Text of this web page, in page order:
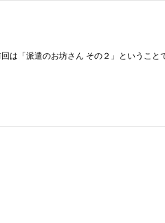
「派遣のお坊さん その２」ということ